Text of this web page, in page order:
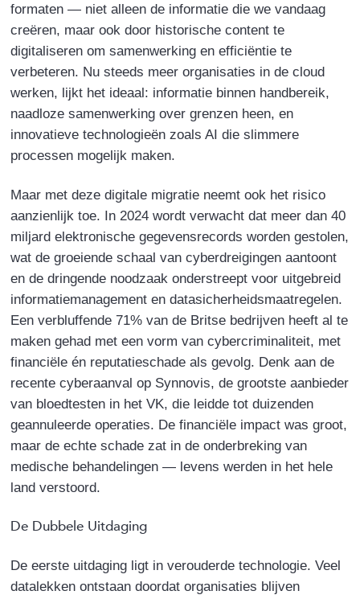
formaten — niet alleen de informatie die we vandaag
creëren, maar ook door historische content te
digitaliseren om samenwerking en efficiëntie te
verbeteren. Nu steeds meer organisaties in de cloud
werken, lijkt het ideaal: informatie binnen handbereik,
naadloze samenwerking over grenzen heen, en
innovatieve technologieën zoals AI die slimmere
processen mogelijk maken.
Maar met deze digitale migratie neemt ook het risico
aanzienlijk toe. In 2024 wordt verwacht dat meer dan 40
miljard elektronische gegevensrecords worden gestolen,
wat de groeiende schaal van cyberdreigingen aantoont
en de dringende noodzaak onderstreept voor uitgebreid
informatiemanagement en datasicherheidsmaatregelen.
Een verbluffende 71% van de Britse bedrijven heeft al te
maken gehad met een vorm van cybercriminaliteit, met
financiële én reputatieschade als gevolg. Denk aan de
recente cyberaanval op Synnovis, de grootste aanbieder
van bloedtesten in het VK, die leidde tot duizenden
geannuleerde operaties. De financiële impact was groot,
maar de echte schade zat in de onderbreking van
medische behandelingen — levens werden in het hele
land verstoord.
De Dubbele Uitdaging
De eerste uitdaging ligt in verouderde technologie. Veel
datalekken ontstaan doordat organisaties blijven